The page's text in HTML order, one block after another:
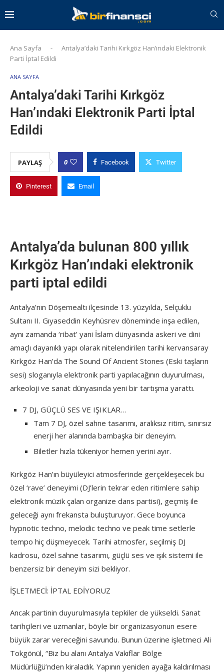
Ana Sayfa -
Antalya’daki Tarihi Kırkgöz Han’ındaki Elektronik
Parti İptal Edildi
ANA SAYFA
Antalya’daki Tarihi Kırkgöz
Han’ındaki Elektronik Parti İptal
Edildi
PAYLAŞ 0 Facebook Twitter
Pinterest Email
Antalya’da bulunan 800 yıllık
Kırkgöz Han’ındaki elektronik
parti iptal edildi
Antalya’nın Döşemealtı ilçesinde 13. yüzyılda, Selçuklu
Sultanı II. Gıyaseddin Keyhüsrev döneminde inşa edilen,
aynı zamanda ‘ribat’ yani İslam dünyasında askeri ve dini
amaçlı dayanıklı yapı olarak nitelendirilen tarihi kervansaray
Kırkgöz Han’da The Sound Of Ancient Stones (Eski taşların
sesi) sloganıyla elektronik parti yapılacağının duyurulması,
arkeoloji ve sanat dünyasında yeni bir tartışma yarattı.
7 DJ, GÜÇLÜ SES VE IŞIKLAR…
Tam 7 DJ, özel sahne tasarımı, aralıksız ritim, sınırsız
enerji her alanında bambaşka bir deneyim.
Biletler hızla tükeniyor hemen yerini ayır.
Kırkgöz Han’ın büyüleyici atmosferinde gerçekleşecek bu
özel ‘rave’ deneyimi (DJ’lerin tekrar eden ritimlere sahip
elektronik müzik çalan organize dans partisi), geçmiş ile
geleceği aynı frekansta buluşturuyor. Gece boyunca
hypnotic techno, melodic techno ve peak time setlerle
tempo hiç düşmeyecek. Tarihi atmosfer, seçilmiş DJ
kadrosu, özel sahne tasarımı, güçlü ses ve ışık sistemi ile
benzersiz bir deneyim sizi bekliyor.
İŞLETMECİ: İPTAL EDİYORUZ
Ancak partinin duyurulmasıyla tepkiler de yükseldi. Sanat
tarihçileri ve uzmanlar, böyle bir organizasyonun esere
büyük zarar vereceğini savundu. Bunun üzerine işletmeci Ali
Tokgönül, “Biz bu alanı Antalya Vakıflar Bölge
Müdürlüğü’nden kiraladık. Yapının yeniden ayağa kaldırılması